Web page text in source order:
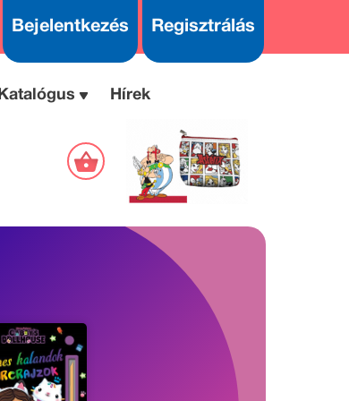
Bejelentkezés Regisztrálás
Katalógus Hírek